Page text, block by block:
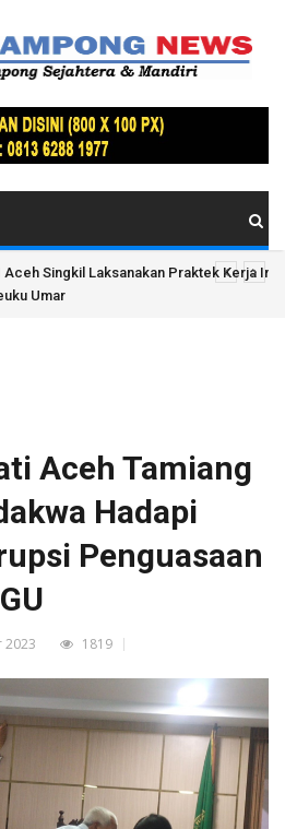
Aceh Singkil Laksanakan Praktek Kerja
Umar
Aceh Tamiang
Hadapi
Penguasaan
2023 1819